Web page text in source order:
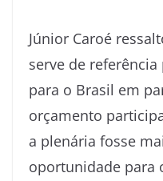
Júnior Caroé
serve de referência
para o Brasil em
orçamento
a plenária fosse
oportunidade para